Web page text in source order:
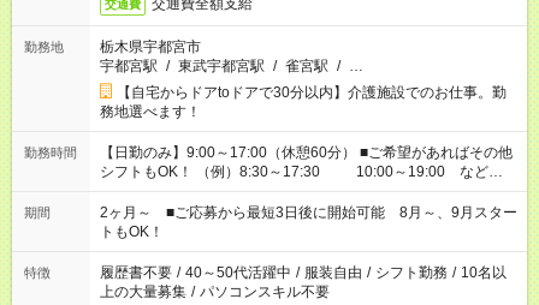
交通費 交通費全額支給
勤務地
栃木県宇都宮市
宇都宮駅 / 東武宇都宮駅 / 雀宮駅 / …
【自宅からドアtoドアで30分以内】介護施設でのお仕事。勤
務地選べます！
勤務時間
【日勤のみ】9:00～17:00（休憩60分） ■ご希望があればその他
シフトもOK！ （例）8:30～17:30 10:00～19:00 など
「家族とお休みを合わせたい」 「できれば残業はしたくない」
など、あなたのご希望に沿ったお仕事をご紹介します！ ※Wワ
ーク希望の方へ 今ご覧のお仕事で希望する勤務時間と、もう1つ
のお仕事の勤務時間。 合計で週40時間を超える場合は応募でき
ません
期間
2ヶ月～ ■ご応募から最短3日後に開始可能 8月～、9月スター
トもOK！
特徴 履歴書不要 / 40～50代活躍中 / 服装自由 / シフト勤務 / 10名以
上の大量募集 / パソコンスキル不要